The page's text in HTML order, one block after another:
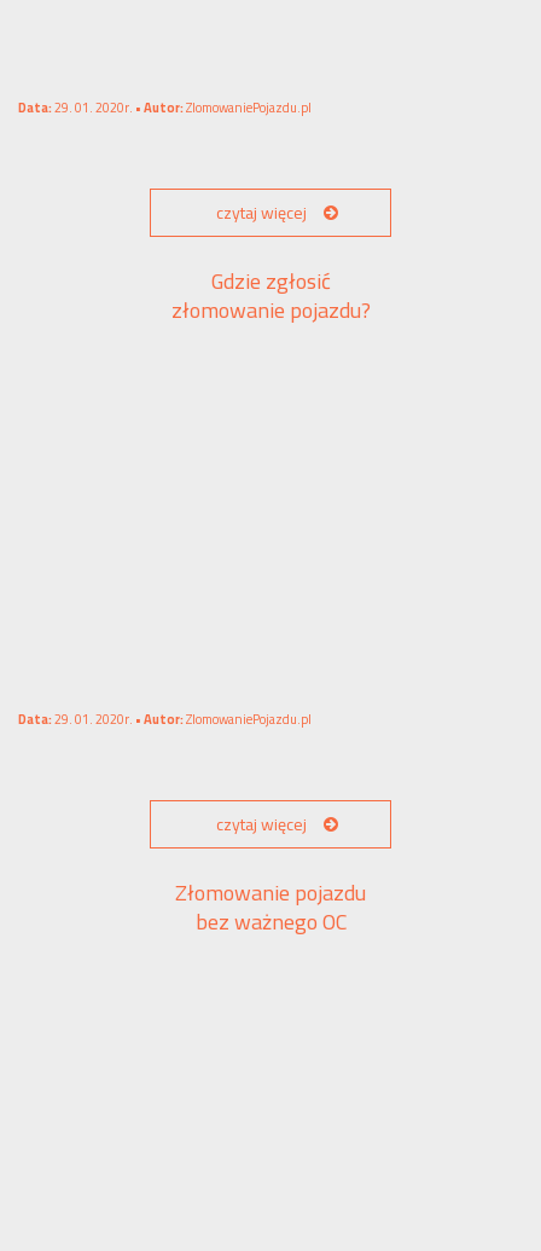
Data:29. 01. 2020r. •Autor:ZlomowaniePojazdu.pl
czytaj więcej
Gdzie zgłosić
złomowanie pojazdu?
Data:29. 01. 2020r. •Autor:ZlomowaniePojazdu.pl
czytaj więcej
Złomowanie pojazdu
bez ważnego OC